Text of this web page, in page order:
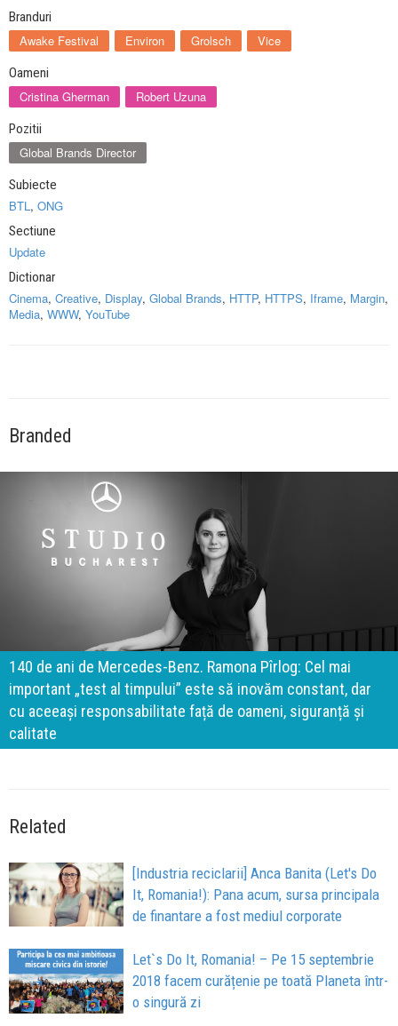
Branduri
Awake Festival Environ Grolsch Vice
Oameni
Cristina Gherman Robert Uzuna
Pozitii
Global Brands Director
Subiecte
BTL , ONG
Sectiune
Update
Dictionar
Cinema, Creative, Display, Global Brands, HTTP, HTTPS, Iframe, Margin,
Media, WWW, YouTube
Branded
140 de ani de Mercedes-Benz. Ramona Pîrlog: Cel mai
important „test al timpului” este să inovăm constant, dar
cu aceeași responsabilitate față de oameni, siguranță și
calitate
Related
[Industria reciclarii] Anca Banita (Let's Do
It, Romania!): Pana acum, sursa principala
de finantare a fost mediul corporate
Let`s Do It, Romania! – Pe 15 septembrie
2018 facem curățenie pe toată Planeta într-
o singură zi